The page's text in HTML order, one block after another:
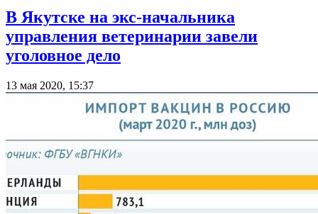
В Якутске на экс-начальника
управления ветеринарии завели
уголовное дело
13 мая 2020, 15:37